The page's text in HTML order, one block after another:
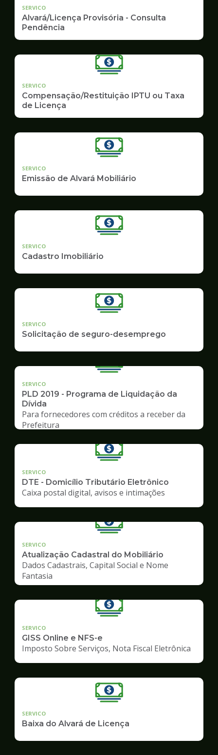
SERVICO
Alvará/Licença Provisória - Consulta
Pendência
SERVICO
Compensação/Restituição IPTU ou Taxa
de Licença
SERVICO
Emissão de Alvará Mobiliário
SERVICO
Cadastro Imobiliário
SERVICO
Solicitação de seguro-desemprego
SERVICO
PLD 2019 - Programa de Liquidação da
Dívida
Para fornecedores com créditos a receber da
Prefeitura
SERVICO
DTE - Domicílio Tributário Eletrônico
Caixa postal digital, avisos e intimações
SERVICO
Atualização Cadastral do Mobiliário
Dados Cadastrais, Capital Social e Nome
Fantasia
SERVICO
GISS Online e NFS-e
Imposto Sobre Serviços, Nota Fiscal Eletrônica
SERVICO
Baixa do Alvará de Licença